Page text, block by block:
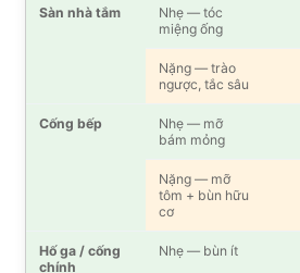
Sàn nhà tắm
Nhẹ — tóc
miệng ống
Nặng — trào
ngược, tắc sâu
Cống bếp
Nhẹ — mỡ
bám mỏng
Nặng — mỡ
tôm + bùn hữu
cơ
Hố ga / cống
chính
Nhẹ — bùn ít